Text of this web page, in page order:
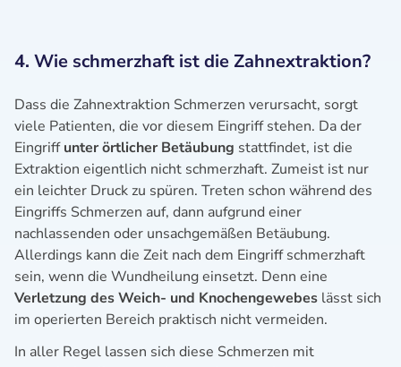
4. Wie schmerzhaft ist die Zahnextraktion?
Dass die Zahnextraktion Schmerzen verursacht, sorgt
viele Patienten, die vor diesem Eingriff stehen. Da der
Eingriffunter örtlicher Betäubung stattfindet, ist die
Extraktion eigentlich nicht schmerzhaft. Zumeist ist nur
ein leichter Druck zu spüren. Treten schon während des
Eingriffs Schmerzen auf, dann aufgrund einer
nachlassenden oder unsachgemäßen Betäubung.
Allerdings kann die Zeit nach dem Eingriff schmerzhaft
sein, wenn die Wundheilung einsetzt. Denn eine
Verletzung des Weich- und Knochengewebes lässt sich
im operierten Bereich praktisch nicht vermeiden.
In aller Regel lassen sich diese Schmerzen mit